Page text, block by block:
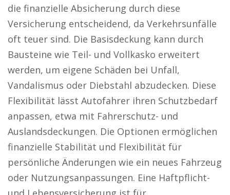
die finanzielle Absicherung durch diese
Versicherung entscheidend, da Verkehrsunfälle
oft teuer sind. Die Basisdeckung kann durch
Bausteine wie Teil- und Vollkasko erweitert
werden, um eigene Schäden bei Unfall,
Vandalismus oder Diebstahl abzudecken. Diese
Flexibilität lässt Autofahrer ihren Schutzbedarf
anpassen, etwa mit Fahrerschutz- und
Auslandsdeckungen. Die Optionen ermöglichen
finanzielle Stabilität und Flexibilität für
persönliche Änderungen wie ein neues Fahrzeug
oder Nutzungsanpassungen. Eine Haftpflicht-